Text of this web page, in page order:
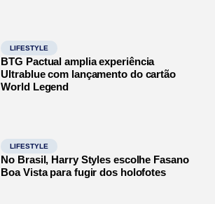
LIFESTYLE
BTG Pactual amplia experiência
Ultrablue com lançamento do cartão
World Legend
LIFESTYLE
No Brasil, Harry Styles escolhe Fasano
Boa Vista para fugir dos holofotes